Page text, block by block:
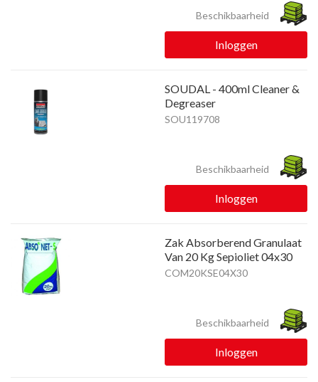
Beschikbaarheid
Inloggen
SOUDAL - 400ml Cleaner &
Degreaser
SOU119708
Beschikbaarheid
Inloggen
Zak Absorberend Granulaat
Van 20 Kg Sepioliet 04x30
COM20KSE04X30
Beschikbaarheid
Inloggen